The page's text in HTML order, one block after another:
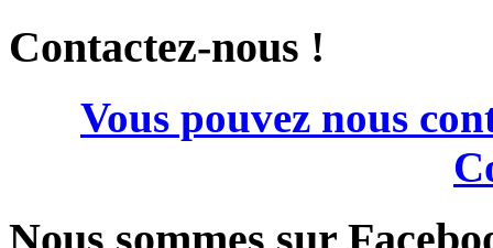
Contactez-nous !
Vous pouvez nous